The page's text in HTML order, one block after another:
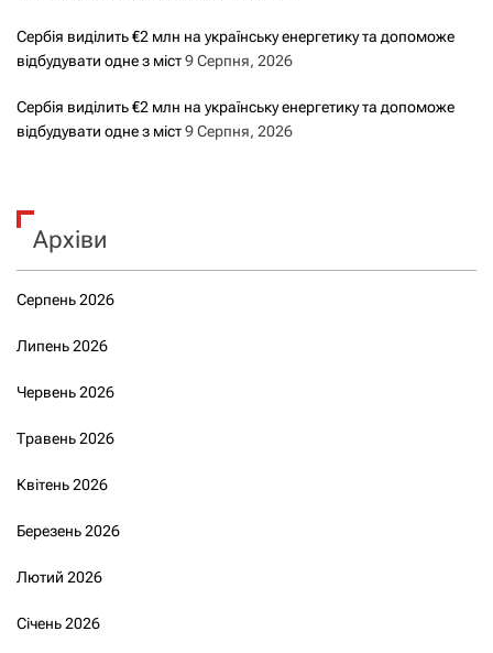
Сербія виділить €2 млн на українську енергетику та допоможе
відбудувати одне з міст9 Серпня, 2026
Сербія виділить €2 млн на українську енергетику та допоможе
відбудувати одне з міст9 Серпня, 2026
Архіви
Серпень 2026
Липень 2026
Червень 2026
Травень 2026
Квітень 2026
Березень 2026
Лютий 2026
Січень 2026